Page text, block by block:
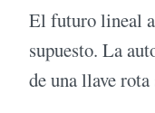
El futuro lineal
supuesto. La
de una llave rota